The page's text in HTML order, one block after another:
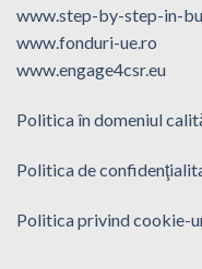
www.step-by-step-in-
www.fonduri-ue.ro
www.engage4csr.eu
Politica în domeniul
Politica de
Politica privind cookie-